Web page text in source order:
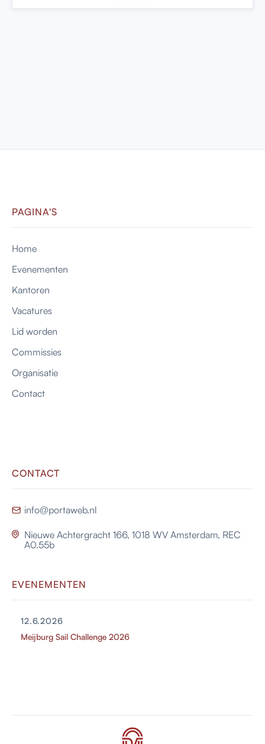
PAGINA'S
Home
Evenementen
Kantoren
Vacatures
Lid worden
Commissies
Organisatie
Contact
EVENEMENTEN
12.6.2026
Meijburg Sail Challenge 2026
CONTACT
 info@portaweb.nl
 Nieuwe Achtergracht 166, 1018 WV Amsterdam, REC
A0.55b